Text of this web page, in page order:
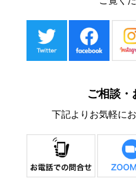
ご相談・
下記よりお気軽に